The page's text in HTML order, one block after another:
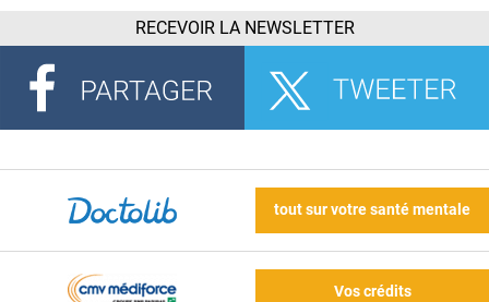
RECEVOIR LA NEWSLETTER
tout sur votre santé mentale
Vos crédits